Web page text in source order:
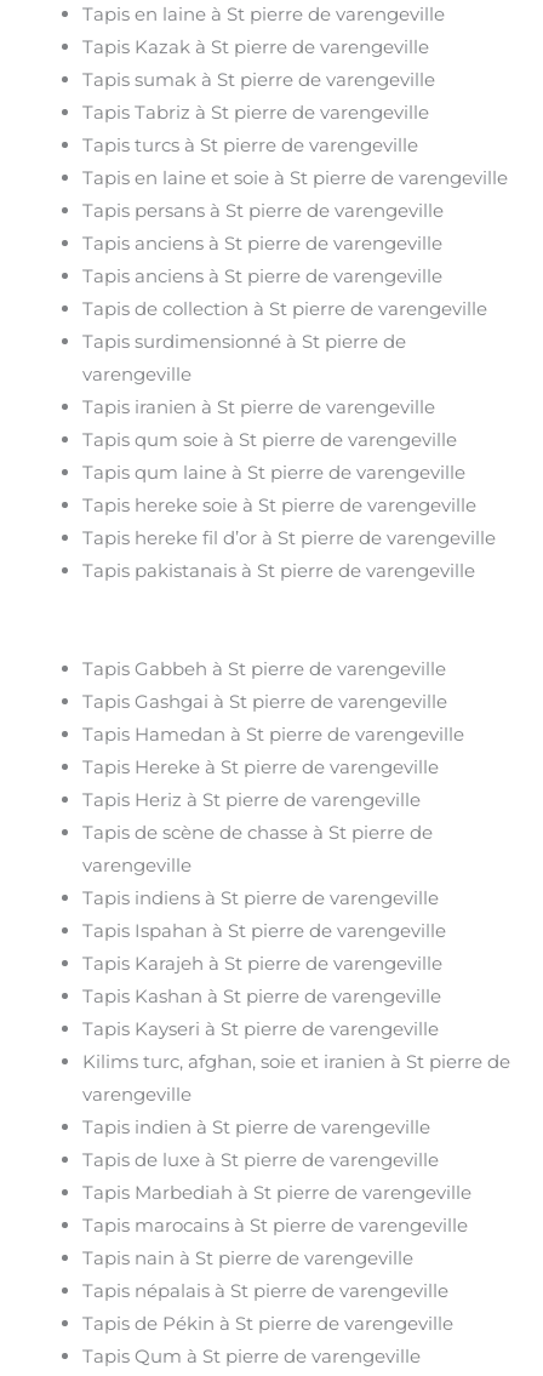
Tapis en laine à St pierre de varengeville
Tapis Kazak à St pierre de varengeville
Tapis sumak à St pierre de varengeville
Tapis Tabriz à St pierre de varengeville
Tapis turcs à St pierre de varengeville
Tapis en laine et soie à St pierre de varengeville
Tapis persans à St pierre de varengeville
Tapis anciens à St pierre de varengeville
Tapis anciens à St pierre de varengeville
Tapis de collection à St pierre de varengeville
Tapis surdimensionné à St pierre de
varengeville
Tapis iranien à St pierre de varengeville
Tapis qum soie à St pierre de varengeville
Tapis qum laine à St pierre de varengeville
Tapis hereke soie à St pierre de varengeville
Tapis hereke fil d’or à St pierre de varengeville
Tapis pakistanais à St pierre de varengeville
Tapis Gabbeh à St pierre de varengeville
Tapis Gashgai à St pierre de varengeville
Tapis Hamedan à St pierre de varengeville
Tapis Hereke à St pierre de varengeville
Tapis Heriz à St pierre de varengeville
Tapis de scène de chasse à St pierre de
varengeville
Tapis indiens à St pierre de varengeville
Tapis Ispahan à St pierre de varengeville
Tapis Karajeh à St pierre de varengeville
Tapis Kashan à St pierre de varengeville
Tapis Kayseri à St pierre de varengeville
Kilims turc, afghan, soie et iranien à St pierre de
varengeville
Tapis indien à St pierre de varengeville
Tapis de luxe à St pierre de varengeville
Tapis Marbediah à St pierre de varengeville
Tapis marocains à St pierre de varengeville
Tapis nain à St pierre de varengeville
Tapis népalais à St pierre de varengeville
Tapis de Pékin à St pierre de varengeville
Tapis Qum à St pierre de varengeville